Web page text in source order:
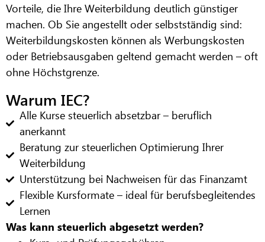
Vorteile, die Ihre Weiterbildung deutlich günstiger
machen. Ob Sie angestellt oder selbstständig sind:
Weiterbildungskosten können als Werbungskosten
oder Betriebsausgaben geltend gemacht werden – oft
ohne Höchstgrenze.
Warum IEC?
Alle Kurse steuerlich absetzbar – beruflich
anerkannt
Beratung zur steuerlichen Optimierung Ihrer
Weiterbildung
Unterstützung bei Nachweisen für das Finanzamt
Flexible Kursformate – ideal für berufsbegleitendes
Lernen
Was kann steuerlich abgesetzt werden?